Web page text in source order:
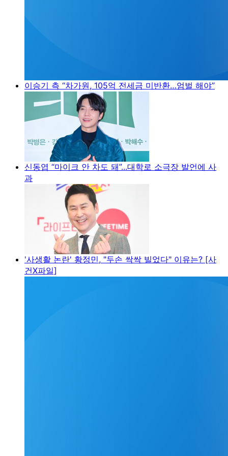
이승기 측 “차가원, 105억 전세금 미반환…엄벌 해야”
신동엽 “마이크 안 차도 돼”...대학로 소극장 발언에 사
과
'사생활 논란' 황정민, "두손 싹싹 빌었다" 이유는? [사
건X파일]